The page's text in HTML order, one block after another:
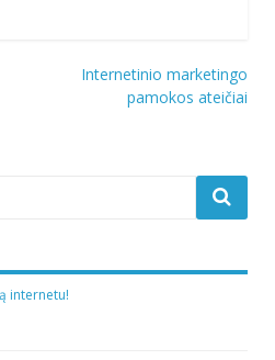
Internetinio marketingo
pamokos ateičiai
internetu!